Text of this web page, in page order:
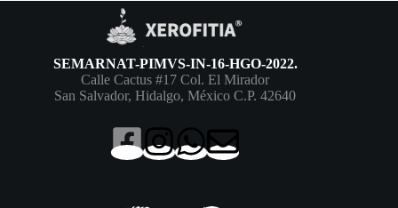
SEMARNAT-PIMVS-IN-16-HGO-2022.
Calle Cactus #17 Col. El Mirador
San Salvador, Hidalgo, México C.P. 42640